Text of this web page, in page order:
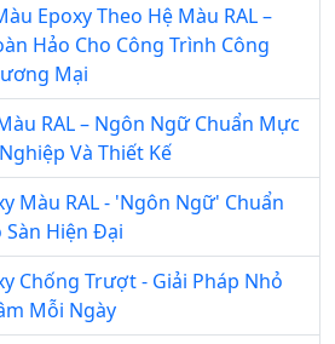
Epoxy Theo Hệ Màu RAL –
Hảo Cho Công Trình Công
Mại
RAL – Ngôn Ngữ Chuẩn Mực
Và Thiết Kế
Màu RAL - 'Ngôn Ngữ' Chuẩn
Sàn Hiện Đại
Chống Trượt - Giải Pháp Nhỏ
Mỗi Ngày